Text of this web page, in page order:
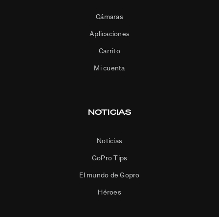
Cámaras
Aplicaciones
Carrito
Mi cuenta
NOTICIAS
Noticias
GoPro Tips
El mundo de Gopro
Héroes